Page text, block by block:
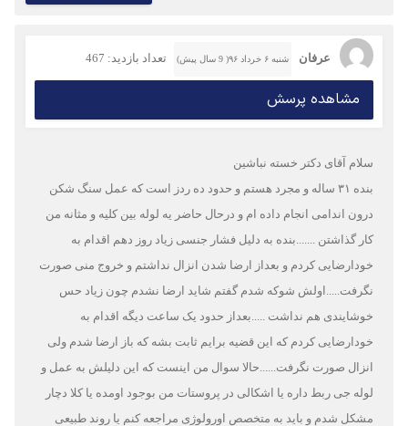
عرفان شنبه ۶ خرداد ۹۶( 9 سال پیش) تعداد بازدید: 467
مشاهده پرسش
سلام آقای دکتر خسته نباشین
بنده ۳۱ ساله و مجرد هستم و حدود ده ردز است که عمل سنگ شکن
درون اندامی انجام داده ام و درحال حاضر یه لوله بین کلیه و مثانه من
کار گذاشتن .......بنده به دلیل فشار جنسی زیاد روز دهم اقدام به
خودارضایی کردم و بعداز ارضا شدن انزال نداشتم و خروج منی صورت
نگرفت.....اولش شوکه شدم گفتم شاید ارضا نشدم چون زیاد حس
خوشایندی هم نداشت .....بعداز حدود یک ساعت دیگه اقدام به
خودارضایی کردم که این قضیه برایم ثابت بشه که باز ارضا شدم ولی
انزال صورت نگرفت......حالا سوال من اینست که این دلیلش به عمل و
لوله جی ربط داره یا اشکالی در پروستات من بوجود اومده یا کلا دچار
مشکل شدم و باید به متخصص اورولوژی مراجعه کنم یا روند طبیعی